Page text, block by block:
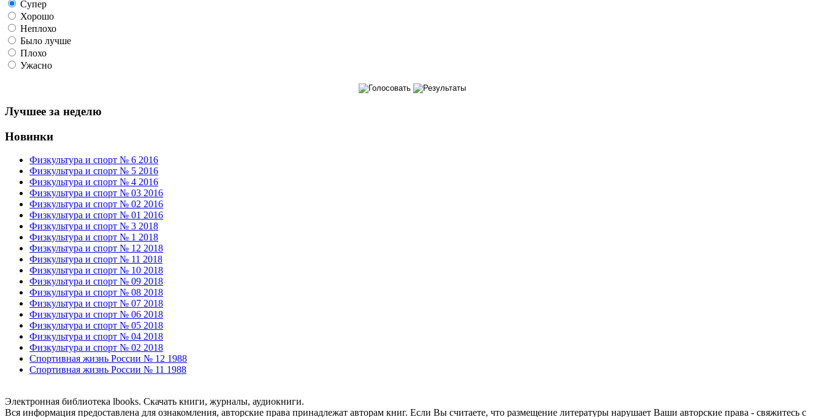
Супер
Хорошо
Неплохо
Было лучше
Плохо
Ужасно
Лучшее за неделю
Новинки
Физкультура и спорт № 6 2016
Физкультура и спорт № 5 2016
Физкультура и спорт № 4 2016
Физкультура и спорт № 03 2016
Физкультура и спорт № 02 2016
Физкультура и спорт № 01 2016
Физкультура и спорт № 3 2018
Физкультура и спорт № 1 2018
Физкультура и спорт № 12 2018
Физкультура и спорт № 11 2018
Физкультура и спорт № 10 2018
Физкультура и спорт № 09 2018
Физкультура и спорт № 08 2018
Физкультура и спорт № 07 2018
Физкультура и спорт № 06 2018
Физкультура и спорт № 05 2018
Физкультура и спорт № 04 2018
Физкультура и спорт № 02 2018
Спортивная жизнь России № 12 1988
Спортивная жизнь России № 11 1988
Электронная библиотека lbooks. Скачать книги, журналы, аудиокниги.
Вся информация предоставлена для ознакомления, авторские права принадлежат авторам книг. Если Вы считаете, что размещение литературы нарушает Ваши авторские права - свяжитесь с